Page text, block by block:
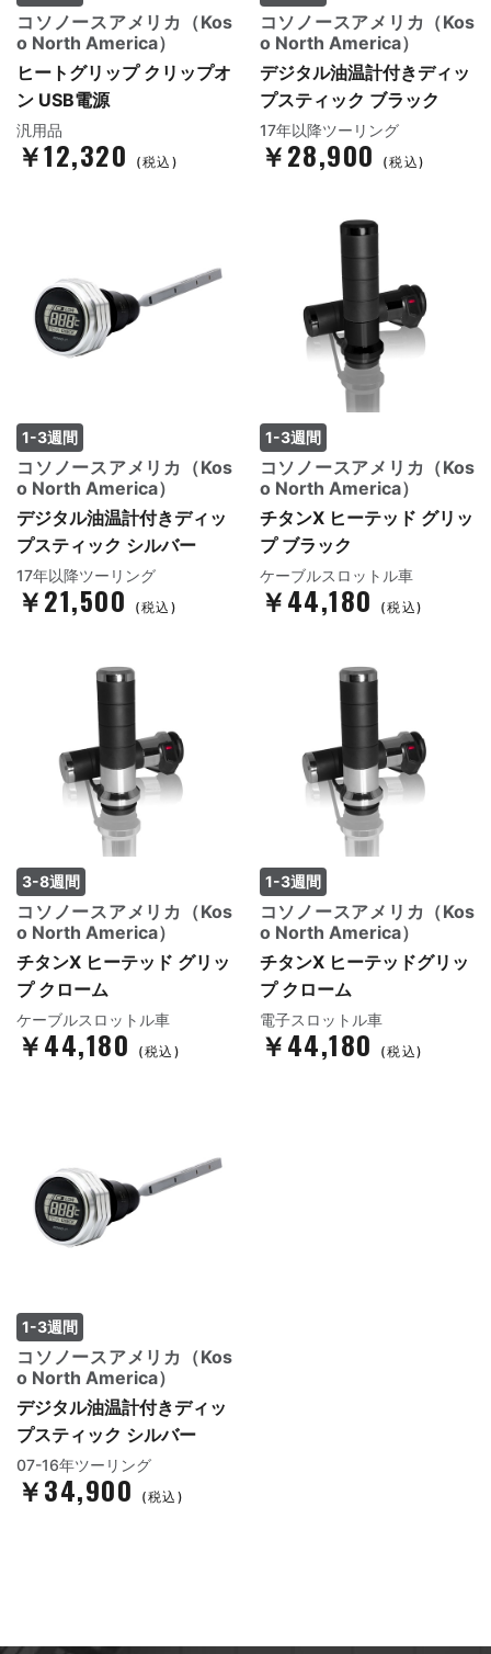
コソノースアメリカ（Kos
o North America）
ヒートグリップ クリップオ
ン USB電源
汎用品
￥12,320 (税込)
コソノースアメリカ（Kos
o North America）
デジタル油温計付きディッ
プスティック ブラック
17年以降ツーリング
￥28,900 (税込)
1-3週間
コソノースアメリカ（Kos
o North America）
デジタル油温計付きディッ
プスティック シルバー
17年以降ツーリング
￥21,500 (税込)
1-3週間
コソノースアメリカ（Kos
o North America）
チタンX ヒーテッド グリッ
プ ブラック
ケーブルスロットル車
￥44,180 (税込)
3-8週間
コソノースアメリカ（Kos
o North America）
チタンX ヒーテッド グリッ
プ クローム
ケーブルスロットル車
￥44,180 (税込)
1-3週間
コソノースアメリカ（Kos
o North America）
チタンX ヒーテッドグリッ
プ クローム
電子スロットル車
￥44,180 (税込)
1-3週間
コソノースアメリカ（Kos
o North America）
デジタル油温計付きディッ
プスティック シルバー
07-16年ツーリング
￥34,900 (税込)